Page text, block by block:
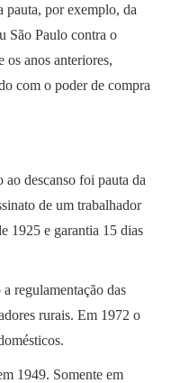
pauta, por exemplo, da
São Paulo contra o
os anos anteriores,
com o poder de compra
descanso foi pauta da
de um trabalhador
1925 e garantia 15 dias
regulamentação das
rurais. Em 1972 o
1949. Somente em